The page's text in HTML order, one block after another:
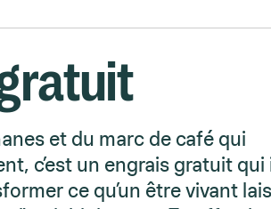
et du marc de café qui
c’est un engrais gratuit
ce qu’un être vivant